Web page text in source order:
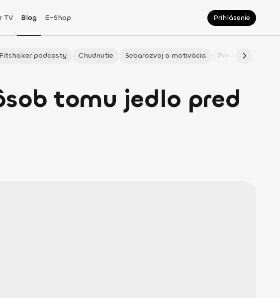
TV Blog E-Shop Prihlásenie
Fitshaker podcasty Chudnutie Sebarozvoj a motivácia Pre fitmaminky
tomu jedlo pred